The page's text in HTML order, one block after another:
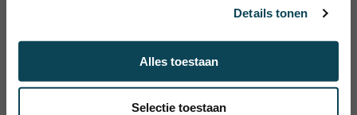
Details tonen
Alles toestaan
Selectie toestaan
Contact